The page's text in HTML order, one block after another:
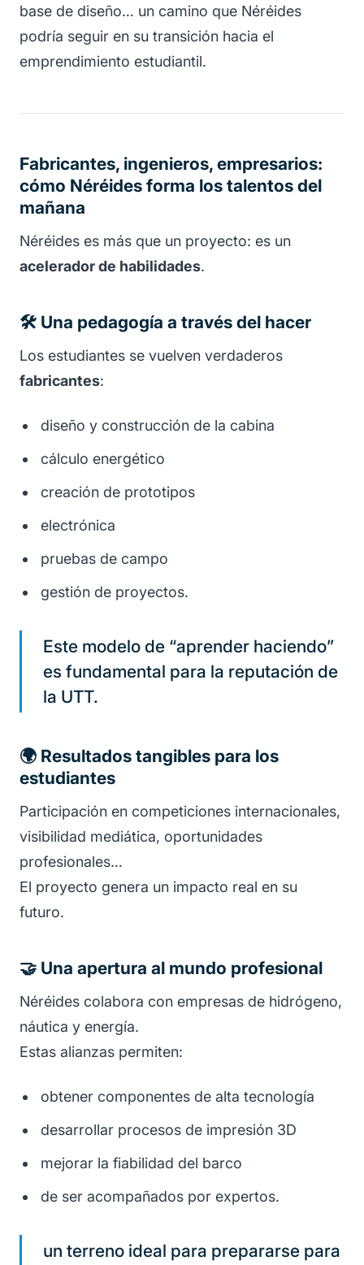
base de diseño… un camino que Néréides
podría seguir en su transición hacia el
emprendimiento estudiantil.
Fabricantes, ingenieros, empresarios:
cómo Néréides forma los talentos del
mañana
Néréides es más que un proyecto: es un
acelerador de habilidades.
🛠 Una pedagogía a través del hacer
Los estudiantes se vuelven verdaderos
fabricantes:
diseño y construcción de la cabina
cálculo energético
creación de prototipos
electrónica
pruebas de campo
gestión de proyectos.
Este modelo de “aprender haciendo”
es fundamental para la reputación de
la UTT.
🌍 Resultados tangibles para los
estudiantes
Participación en competiciones internacionales,
visibilidad mediática, oportunidades
profesionales…
El proyecto genera un impacto real en su
futuro.
🤝 Una apertura al mundo profesional
Néréides colabora con empresas de hidrógeno,
náutica y energía.
Estas alianzas permiten:
obtener componentes de alta tecnología
desarrollar procesos de impresión 3D
mejorar la fiabilidad del barco
de ser acompañados por expertos.
un terreno ideal para prepararse para